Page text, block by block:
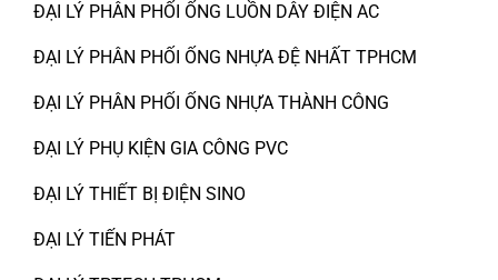
ĐẠI LÝ PHÂN PHỐI ỐNG LUỒN DÂY ĐIỆN AC
ĐẠI LÝ PHÂN PHỐI ỐNG NHỰA ĐỆ NHẤT TPHCM
ĐẠI LÝ PHÂN PHỐI ỐNG NHỰA THÀNH CÔNG
ĐẠI LÝ PHỤ KIỆN GIA CÔNG PVC
ĐẠI LÝ THIẾT BỊ ĐIỆN SINO
ĐẠI LÝ TIẾN PHÁT